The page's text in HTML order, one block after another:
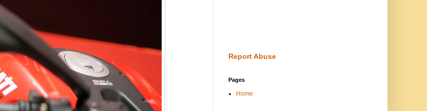
Report Abuse
Pages
Home